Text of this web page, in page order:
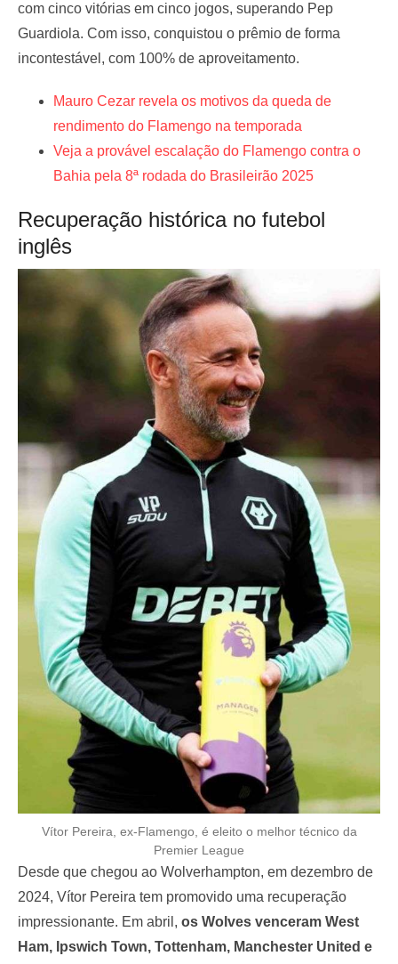
com cinco vitórias em cinco jogos, superando Pep
Guardiola. Com isso, conquistou o prêmio de forma
incontestável, com 100% de aproveitamento.
Mauro Cezar revela os motivos da queda de
rendimento do Flamengo na temporada
Veja a provável escalação do Flamengo contra o
Bahia pela 8ª rodada do Brasileirão 2025
Recuperação histórica no futebol
inglês
Vítor Pereira, ex-Flamengo, é eleito o melhor técnico da
Premier League
Desde que chegou ao Wolverhampton, em dezembro de
2024, Vítor Pereira tem promovido uma recuperação
impressionante. Em abril, os Wolves venceram West
Ham, Ipswich Town, Tottenham, Manchester United e